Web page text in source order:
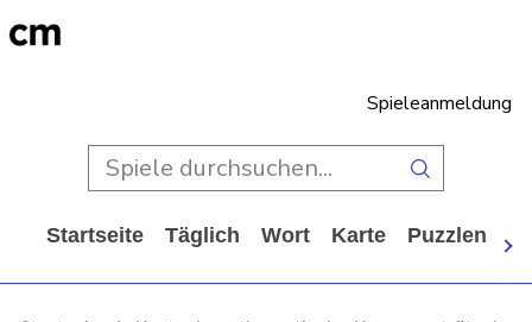
Spieleanmeldung
Startseite Täglich Wort Karte Puzzlen